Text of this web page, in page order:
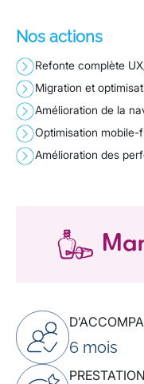
Nos actions
Refonte complète
Migration et
Amélioration de la
Optimisation mobile-
Amélioration des
6 mois